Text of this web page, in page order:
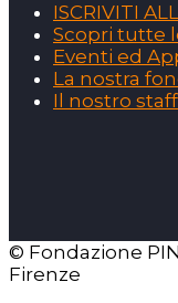
ISCRIVITI
Scopri tutte
Eventi ed
La nostra
Il nostro staff
© Fondazione
Firenze